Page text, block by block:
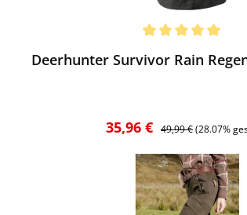
Deerhunter Survivor Rain
Verkaufspreis:
35,96 € Regulärer Preis:
49,99 €(28.07%